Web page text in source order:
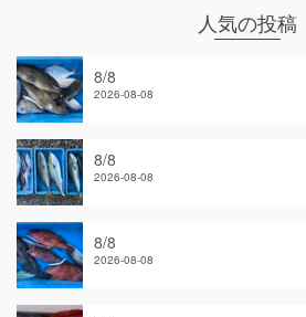
人気の投稿
8/8
2026-08-08
8/8
2026-08-08
8/8
2026-08-08